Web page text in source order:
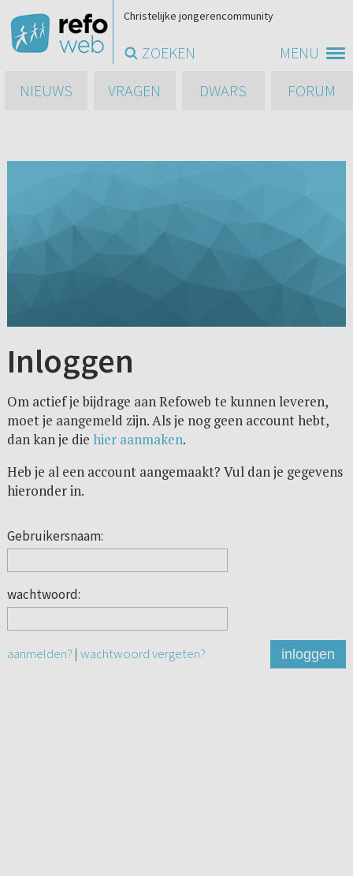
MENU
Christelijke jongerencommunity
ZOEKEN
NIEUWS
VRAGEN DWARS FORUM
Inloggen
Om actief je bijdrage aan Refoweb te kunnen leveren,
moet je aangemeld zijn. Als je nog geen account hebt,
dan kan je die hier aanmaken.
Heb je al een account aangemaakt? Vul dan je gegevens
hieronder in.
Gebruikersnaam:
wachtwoord:
aanmelden? | wachtwoord vergeten? inloggen